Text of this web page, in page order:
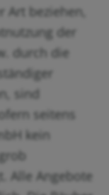
Art beziehen,
der
durch die
sind
seitens
kein
Alle Angebote